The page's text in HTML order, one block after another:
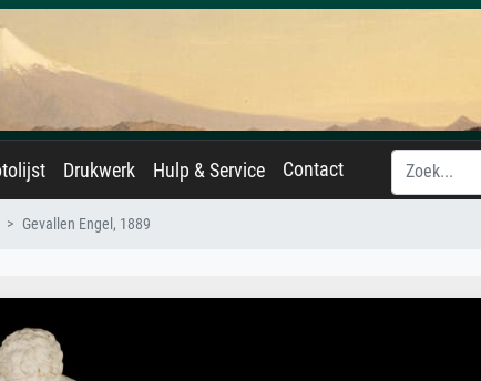
Drukwerk Hulp & Service Contact
Gevallen Engel, 1889